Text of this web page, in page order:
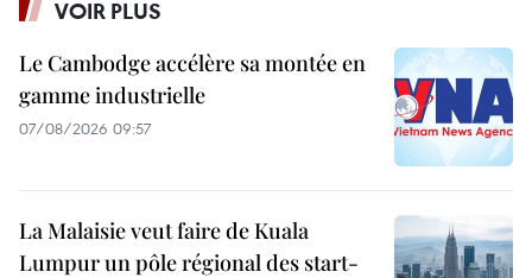
VOIR PLUS
Le Cambodge accélère sa montée en
gamme industrielle
07/08/2026 09:57
La Malaisie veut faire de Kuala
Lumpur un pôle régional des start-